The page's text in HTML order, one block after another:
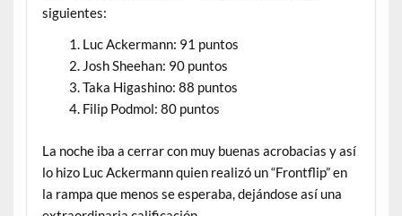
siguientes:
Luc Ackermann: 91 puntos
Josh Sheehan: 90 puntos
Taka Higashino: 88 puntos
Filip Podmol: 80 puntos
La noche iba a cerrar con muy buenas acrobacias y así
lo hizo Luc Ackermann quien realizó un “Frontflip” en
la rampa que menos se esperaba, dejándose así una